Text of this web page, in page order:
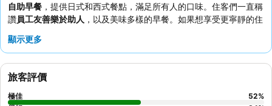
自助早餐 ，提供日式和西式餐點，滿足所有人的口味。住客們一直稱
讚員工友善樂於助人 ，以及美味多樣的早餐。如果想享受更寧靜的住
顯示更多
旅客評價
極佳 52%